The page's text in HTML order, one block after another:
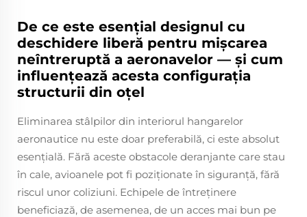
De ce este esențial designul cu
deschidere liberă pentru mișcarea
neîntreruptă a aeronavelor — și cum
influențează acesta configurația
structurii din oțel
Eliminarea stâlpilor din interiorul hangarelor
aeronautice nu este doar preferabilă, ci este absolut
esențială. Fără aceste obstacole deranjante care stau
în cale, avioanele pot fi poziționate în siguranță, fără
riscul unor coliziuni. Echipele de întreținere
beneficiază, de asemenea, de un acces mai bun pe